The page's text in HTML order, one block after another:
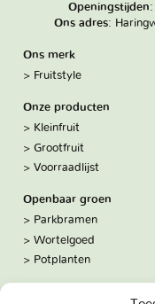
Openingstijden
Ons adres:
Ons merk
Fruitstyle
Onze producten
Kleinfruit
Grootfruit
Voorraadlijst
Openbaar groen
Parkbramen
Wortelgoed
Potplanten